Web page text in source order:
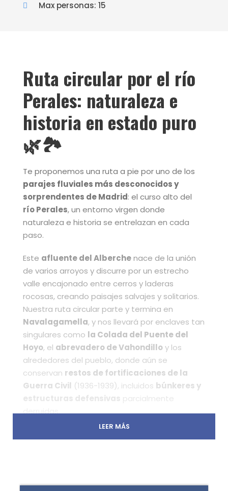
Max personas: 15
Ruta circular por el río
Perales: naturaleza e
historia en estado puro
🌿🏞️
Te proponemos una ruta a pie por uno de los
parajes fluviales más desconocidos y
sorprendentes de Madrid: el curso alto del
río Perales, un entorno virgen donde
naturaleza e historia se entrelazan en cada
paso.
Este afluente del Alberchenace de la unión
de varios arroyos y discurre por un estrecho
valle encajonado entre cerros y laderas
rocosas, creando paisajes salvajes y solitarios.
Nuestra ruta circular parte y termina en
Navalagamella, y nos llevará por enclaves tan
singulares como la Colada del Puente del
Hoyo, el abrevadero de Vahondilloy los
alrededores del pueblo, donde aún se
conservan restos de fortificaciones de la
Guerra Civil (1936-1939), incluidos búnkeres y
estructuras defensivas parcialmente
derruidas.
y variada, que acompaña al río en su camino
LEER MÁS